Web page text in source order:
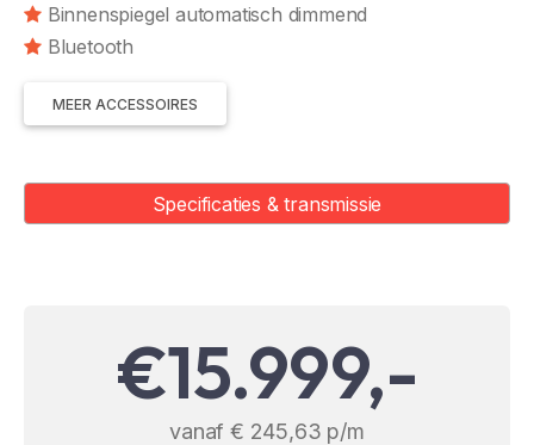
Binnenspiegel automatisch dimmend
Bluetooth
MEER ACCESSOIRES
Specificaties & transmissie
€15.999,-
vanaf € 245,63 p/m